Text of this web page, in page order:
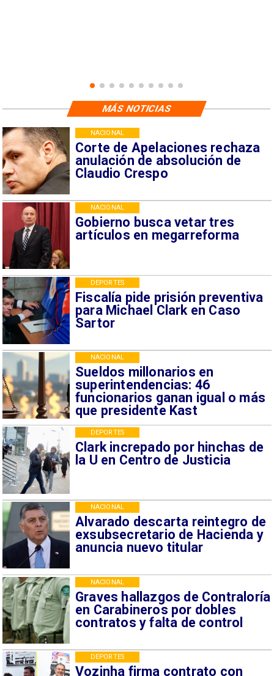
Corte de Apelaciones rechaza
anulación de absolución de
Claudio Crespo
NACIONAL
Gobierno busca vetar tres
artículos en megarreforma
NACIONAL
Fiscalía pide prisión preventiva
para Michael Clark en Caso
Sartor
DEPORTES
Sueldos millonarios en
superintendencias: 46
funcionarios ganan igual o más
que presidente Kast
NACIONAL
Clark increpado por hinchas de
la U en Centro de Justicia
DEPORTES
Alvarado descarta reintegro de
exsubsecretario de Hacienda y
anuncia nuevo titular
NACIONAL
Graves hallazgos de Contraloría
en Carabineros por dobles
contratos y falta de control
NACIONAL
Vozinha firma contrato con
DEPORTES
MÁS NOTICIAS